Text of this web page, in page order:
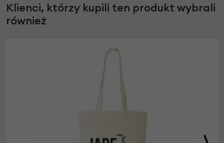
Klienci, którzy kupili ten produkt wybrali
również